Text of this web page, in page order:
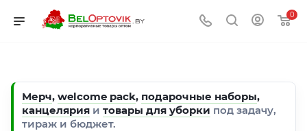
0
Мерч, welcome pack, подарочные наборы,
канцелярия и товары для уборки под задачу,
тираж и бюджет.